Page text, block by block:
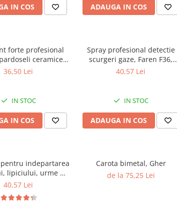
IN COS ADAUGA IN COS
forte profesional
ceramice
Faren Power Clean,
36,50 Lei
IN STOC
IN COS
Spray profesional detectie
scurgeri gaze, Faren F36,
400ml
40,57 Lei
IN STOC
ADAUGA IN COS
indepartarea
lipiciului, urme de
OK ONE, 200ml
40,57 Lei
Carota bimetal, Gher
de la 75,25 Lei